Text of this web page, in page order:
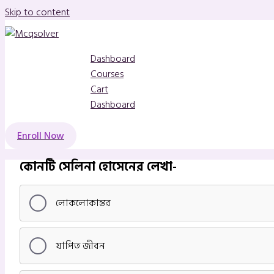
Skip to content
Dashboard
Courses
Cart
Dashboard
Enroll Now
কোনটি সেলিনা হোসেনের লেখা-
লোকলোকান্তর
যাপিত জীবন